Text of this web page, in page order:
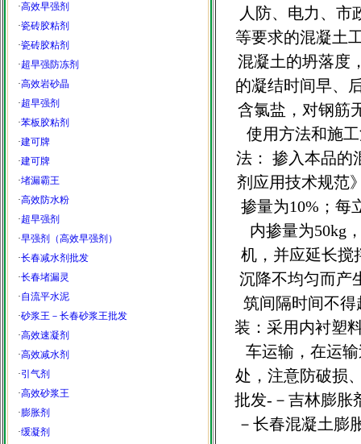
·高效早强剂
·瓷砖胶粘剂
·瓷砖胶粘剂
·超早强防冻剂
·高效岩砂晶
·超早强剂
·苯板胶粘剂
·建可牌
·建可牌
·堵漏霸王
·高效防水粉
·超早强剂
·早强剂（高效早强剂）
·长春减水剂批发
·长春堵漏灵
·自流平水泥
·砂浆王－长春砂浆王批发
·高效速凝剂
·高效减水剂
·引气剂
·高效砂浆王
·膨胀剂
·缓凝剂
人防、电力、市
等要求的混凝土
混凝土的坍落度
的凝结时间早、
含氯盐，对钢筋
使用方法和施
法： 掺入本品的
剂应用技术规范
掺量为10%；每
内掺量为50kg
机，并应延长搅
沉降不均匀而产
筑间隔时间不
装：采用内衬塑
车运输，在运
处，注意防破损
批发-－吉林膨胀
－长春混凝土膨